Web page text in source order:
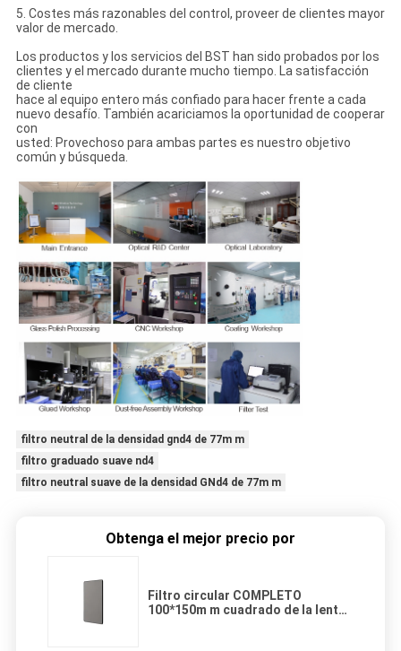
5. Costes más razonables del control, proveer de clientes mayor
valor de mercado.
Los productos y los servicios del BST han sido probados por los
clientes y el mercado durante mucho tiempo. La satisfacción
de cliente
hace al equipo entero más confiado para hacer frente a cada
nuevo desafío. También acariciamos la oportunidad de cooperar
con
usted: Provechoso para ambas partes es nuestro objetivo
común y búsqueda.
filtro neutral de la densidad gnd4 de 77m m
filtro graduado suave nd4
filtro neutral suave de la densidad GNd4 de 77m m
Obtenga el mejor precio por
Filtro circular COMPLETO
100*150m m cuadrado de la lente